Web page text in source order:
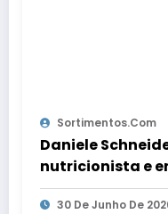
Sortimentos.com
Daniele
nutricionista e
Zakô Sushi em
30 De Junho De